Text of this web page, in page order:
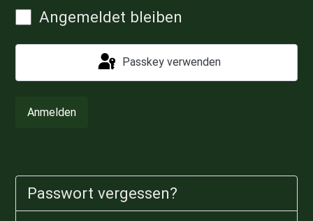
Angemeldet bleiben
Passkey verwenden
Anmelden
Passwort vergessen?